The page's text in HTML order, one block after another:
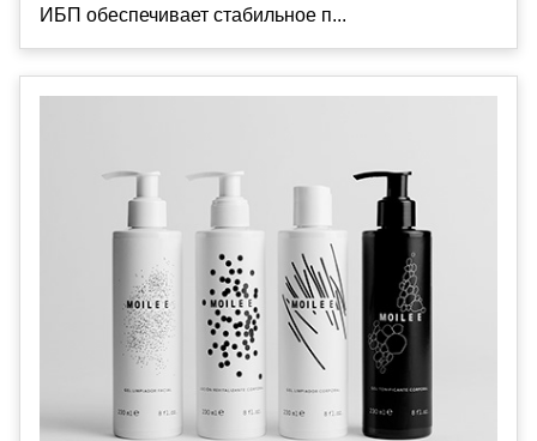
ИБП обеспечивает стабильное п...